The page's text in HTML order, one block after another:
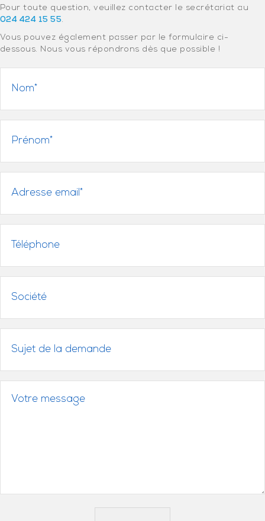
Pour toute question, veuillez contacter le secrétariat au
024 424 15 55.
Vous pouvez également passer par le formulaire ci-
dessous. Nous vous répondrons dès que possible !